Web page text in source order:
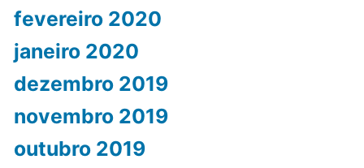
fevereiro 2020
janeiro 2020
dezembro 2019
novembro 2019
outubro 2019